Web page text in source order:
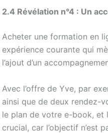
2.4 Révélation n°4 : Un
Acheter une formation en
expérience courante qui
l’ajout d’un
Avec l’offre de Yve, par
ainsi que de deux rendez-
le plan de votre e-book, et
crucial, car l’objectif n’est